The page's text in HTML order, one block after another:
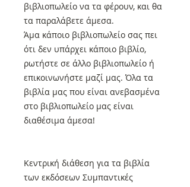
βιβλιοπωλείο να τα φέρουν, και θα
τα παραλάβετε άμεσα.
Άμα κάποιο βιβλιοπωλείο σας πει
ότι δεν υπάρχει κάποιο βιβλίο,
ρωτήστε σε άλλο βιβλιοπωλείο ή
επικοινωνήστε μαζί μας. Όλα τα
βιβλία μας που είναι ανεβασμένα
στο βιβλιοπωλείο μας είναι
διαθέσιμα άμεσα!
Κεντρική διάθεση για τα βιβλία
των εκδόσεων Συμπαντικές